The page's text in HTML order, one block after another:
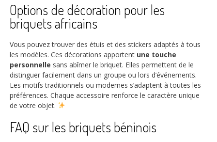
Options de décoration pour les
briquets africains
Vous pouvez trouver des étuis et des stickers adaptés à tous
les modèles. Ces décorations apportent une touche
personnelle sans abîmer le briquet. Elles permettent de le
distinguer facilement dans un groupe ou lors d’événements.
Les motifs traditionnels ou modernes s’adaptent à toutes les
préférences. Chaque accessoire renforce le caractère unique
de votre objet.
FAQ sur les briquets béninois